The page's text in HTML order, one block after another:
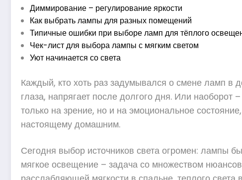
Диммирование – регулирование яркости
Как выбрать лампы для разных помещений
Типичные ошибки при выборе ламп для тёплого
Чек-лист для выбора лампы с мягким светом
Уют начинается со света
Каждый, кто хоть раз задумывался о смене ламп в
глаза, напрягает после долгого дня. Или наоборот
только на зрение, но и на эмоциональное
настоящему домашним.
Сегодня выбор источников света огромен: лампы
мягкое освещение – задача со множеством